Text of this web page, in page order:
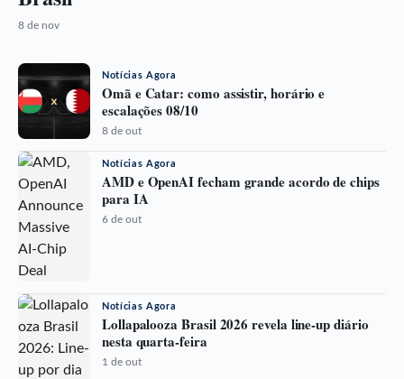
8 de nov
Notícias Agora
Omã e Catar: como assistir, horário e
escalações 08/10
8 de out
Notícias Agora
AMD e OpenAI fecham grande acordo de chips
para IA
6 de out
Notícias Agora
Lollapalooza Brasil 2026 revela line-up diário
nesta quarta-feira
1 de out